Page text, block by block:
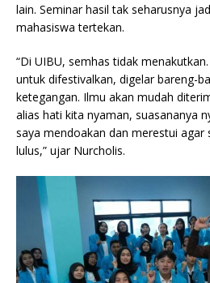
lain. Seminar hasil tak seharusnya
mahasiswa tertekan.
“Di UIBU, semhas tidak
untuk difestivalkan, digelar bareng-
ketegangan. Ilmu akan mudah
alias hati kita nyaman, suasananya
saya mendoakan dan merestui agar
lulus,” ujar Nurcholis.